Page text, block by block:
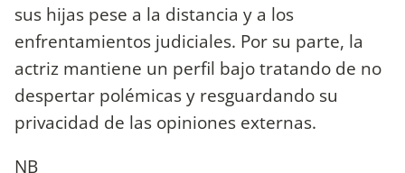
sus hijas pese a la distancia y a los
enfrentamientos judiciales. Por su parte, la
actriz mantiene un perfil bajo tratando de no
despertar polémicas y resguardando su
privacidad de las opiniones externas.
NB